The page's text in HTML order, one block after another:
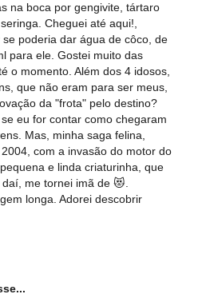
na boca por gengivite, tártaro
Cheguei até aqui!,
poderia dar água de côco, de
para ele. Gostei muito das
o momento. Além dos 4 idosos,
que não eram para ser meus,
da "frota" pelo destino?
eu for contar como chegaram
Mas, minha saga felina,
com a invasão do motor do
e linda criaturinha, que
me tornei imã de 😻.
longa. Adorei descobrir